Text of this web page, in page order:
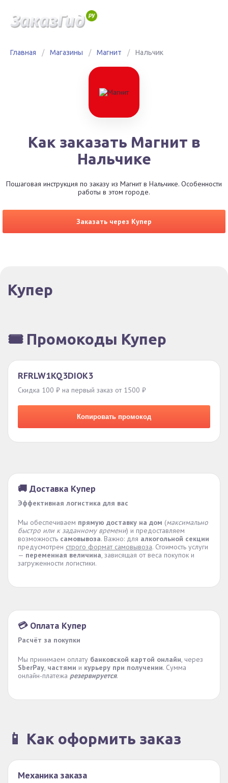
Главная / Магазины / Магнит / Нальчик
Как заказать Магнит в
Нальчике
Пошаговая инструкция по заказу из Магнит в Нальчике. Особенности
работы в этом городе.
Заказать через Купер
Купер
🎟️ Промокоды Купер
RFRLW1KQ3DIOK3
Скидка 100 ₽ на первый заказ от 1500 ₽
Копировать промокод
🚚 Доставка Купер
Эффективная логистика для вас
Мы обеспечиваем прямую доставку на дом (максимально
быстро или к заданному времени) и предоставляем
возможность самовывоза. Важно: для алкогольной секции
предусмотрен строго формат самовывоза. Стоимость услуги
— переменная величина, зависящая от веса покупок и
загруженности логистики.
💳 Оплата Купер
Расчёт за покупки
Мы принимаем оплату банковской картой онлайн, через
SberPay, частями и курьеру при получении. Сумма
онлайн-платежа резервируется.
📱 Как оформить заказ
Механика заказа